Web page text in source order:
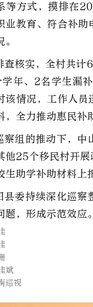
等方式，摸排在
业教育、符合补助
查核实，全村共计
年、2名学生漏
该情况，工作人
，全力推动惠民补
察组的推动下，中
他25个移民村开
生助学补助材料上
县委持续深化巡察
题，形成示范效应。
斌
巡视